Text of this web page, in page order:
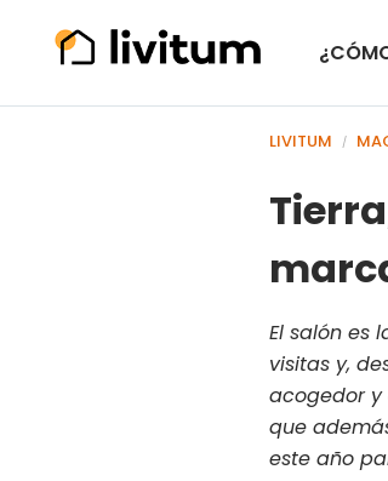
LIVITUM /
El salón es
visitas y,
acogedor y
que
este año